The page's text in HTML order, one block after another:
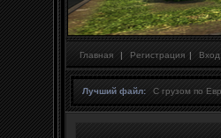
Главная | Регистрация | Вход
Лучший файл: С грузом по